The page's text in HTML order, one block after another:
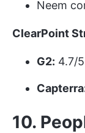
Neem
ClearPoint
G2: 4.7/
10.